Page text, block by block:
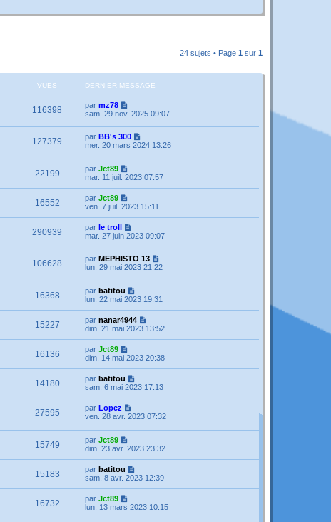
24 sujets • Page 1 sur 1
VUES DERNIER MESSAGE
116398 par mz78
sam. 29 nov. 2025 09:07
127379 par BB's 300
mer. 20 mars 2024 13:26
22199 par Jct89
mar. 11 juil. 2023 07:57
16552 par Jct89
ven. 7 juil. 2023 15:11
290939 par le troll
mar. 27 juin 2023 09:07
106628 par MEPHISTO 13
lun. 29 mai 2023 21:22
16368 par batitou
lun. 22 mai 2023 19:31
15227 par nanar4944
dim. 21 mai 2023 13:52
16136 par Jct89
dim. 14 mai 2023 20:38
14180 par batitou
sam. 6 mai 2023 17:13
27595 par Lopez
ven. 28 avr. 2023 07:32
15749 par Jct89
dim. 23 avr. 2023 23:32
15183 par batitou
sam. 8 avr. 2023 12:39
16732 par Jct89
lun. 13 mars 2023 10:15